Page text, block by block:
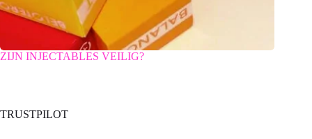
ZIJN INJECTABLES VEILIG?
TRUSTPILOT